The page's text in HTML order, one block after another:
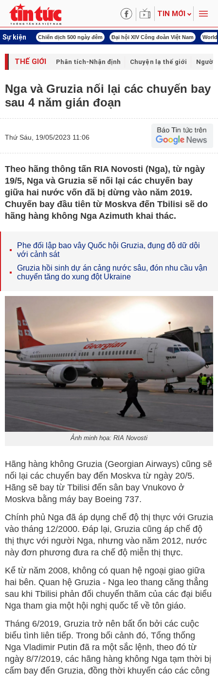
TIN MỚI
Sự kiện
mạng Chiến dịch 500 ngày đêm Đại hội XIV Công đoàn Việt Nam
THẾ GIỚI Phân tích-Nhận định Chuyện lạ thế giới Người
Nga và Gruzia nối lại các chuyến bay
sau 4 năm gián đoạn
Thứ Sáu, 19/05/2023 11:06
Theo hãng thông tấn RIA Novosti (Nga), từ ngày
19/5, Nga và Gruzia sẽ nối lại các chuyến bay
giữa hai nước vốn đã bị dừng vào năm 2019.
Chuyến bay đầu tiên từ Moskva đến Tbilisi sẽ do
hãng hàng không Nga Azimuth khai thác.
Phe đối lập bao vây Quốc hội Gruzia, đụng độ dữ dội
với cảnh sát
Gruzia hồi sinh dự án cảng nước sâu, đón nhu cầu vận
chuyển tăng do xung đột Ukraine
Ảnh minh họa: RIA Novosti
Hãng hàng không Gruzia (Georgian Airways) cũng sẽ
nối lại các chuyến bay đến Moskva từ ngày 20/5.
Hãng sẽ bay từ Tbilisi đến sân bay Vnukovo ở
Moskva bằng máy bay Boeing 737.
Chính phủ Nga đã áp dụng chế độ thị thực với Gruzia
vào tháng 12/2000. Đáp lại, Gruzia cũng áp chế độ
thị thực với người Nga, nhưng vào năm 2012, nước
này đơn phương đưa ra chế độ miễn thị thực.
Kể từ năm 2008, không có quan hệ ngoại giao giữa
hai bên. Quan hệ Gruzia - Nga leo thang căng thẳng
sau khi Tbilisi phản đối chuyến thăm của các đại biểu
Nga tham gia một hội nghị quốc tế về tôn giáo.
Tháng 6/2019, Gruzia trở nên bất ổn bởi các cuộc
biểu tình liên tiếp. Trong bối cảnh đó, Tổng thống
Nga Vladimir Putin đã ra một sắc lệnh, theo đó từ
ngày 8/7/2019, các hãng hàng không Nga tạm thời bị
cấm bay đến Gruzia, đồng thời khuyến cáo các công